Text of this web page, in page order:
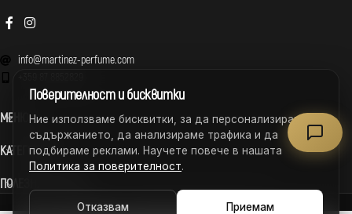
info@martinez-perfume.com
МЕНЮ
КАТЕГОРИИ
ПОЛЕЗНИ ВРЪЗКИ
MARTINEZ – ВСИЧКИ ПРАВА ЗАПАЗЕНИ © 2026
Поверителност и бисквитки
Ние използваме бисквитки, за да персонализираме
съдържанието, да анализираме трафика и да
подбираме реклами. Научете повече в нашата
Политика за поверителност.
Отказвам Приемам